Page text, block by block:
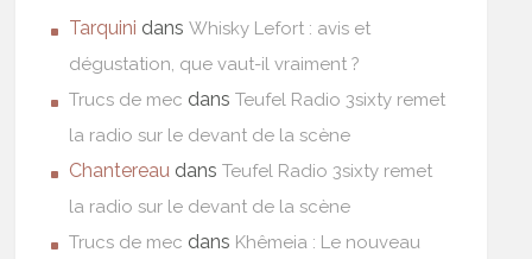
Tarquini dansWhisky Lefort : avis et
dégustation, que vaut-il vraiment ?
Trucs de mec dansTeufel Radio 3sixty remet
la radio sur le devant de la scène
Chantereau dansTeufel Radio 3sixty remet
la radio sur le devant de la scène
Trucs de mec dans Khêmeia : Le nouveau